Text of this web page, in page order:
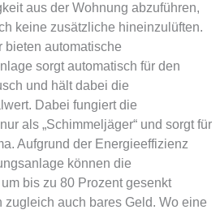
aus der Wohnung abzuführen,
keine zusätzliche hineinzulüften.
bieten automatische
sorgt automatisch für den
und hält dabei die
Dabei fungiert die
als „Schimmeljäger“ und sorgt für
Aufgrund der Energieeffizienz
können die
bis zu 80 Prozent gesenkt
zugleich auch bares Geld. Wo eine